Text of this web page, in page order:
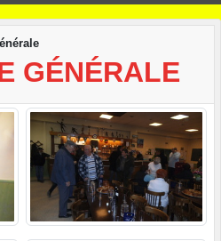
GÉNÉRALE